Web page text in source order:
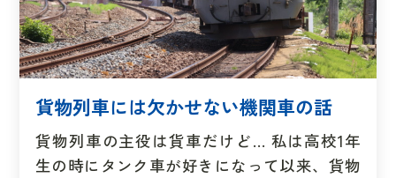
貨物列車には欠かせない機関車の話
貨物列車の主役は貨車だけど… 私は高校1年
生の時にタンク車が好きになって以来、貨物